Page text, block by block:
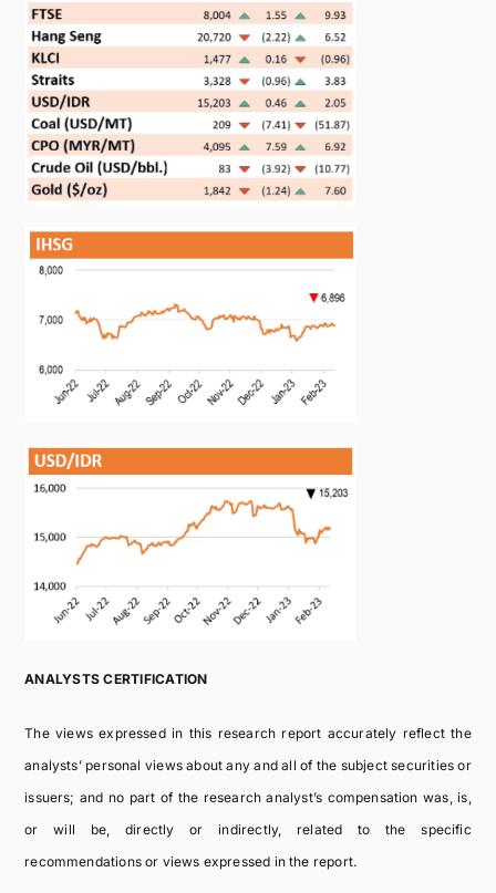
ANALYSTS CERTIFICATION
The views expressed in this research report accurately reflect the
analysts’ personal views about any and all of the subject securities or
issuers; and no part of the research analyst’s compensation was, is,
or will be, directly or indirectly, related to the specific
recommendations or views expressed in the report.